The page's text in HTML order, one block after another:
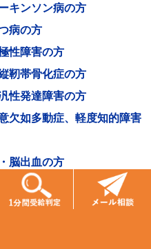
キンソン病の方
病の方
性障害の方
靭帯骨化症の方
性発達障害の方
欠如多動症、軽度知的障害
脳出血の方
病の方
障害の方
病の方